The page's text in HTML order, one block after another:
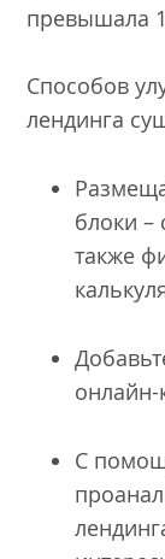
превышала
Способов
лендинга
блоки –
также
онлайн-
С